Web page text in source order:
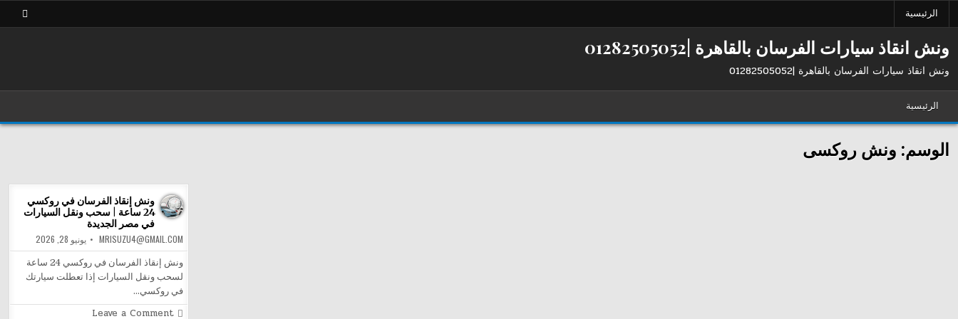
الرئيسية
ونش انقاذ سيارات الفرسان بالقاهرة |01282505052
ونش انقاذ سيارات الفرسان بالقاهرة |01282505052
الرئيسية
الوسم: ونش روكسى
ونش إنقاذ الفرسان في روكسي
24 ساعة | سحب ونقل السيارات
في مصر الجديدة
MRISUZU4@GMAIL.COM يونيو 28, 2026
ونش إنقاذ الفرسان في روكسي 24 ساعة
لسحب ونقل السيارات إذا تعطلت سيارتك
في روكسي…
Leave a Comment
on